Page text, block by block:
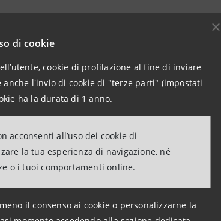
di cookie
cookie di profilazione al fine di inviare
l'invio di cookie di "terze parti" (impostati
ha la durata di 1 anno.
acconsenti all’uso dei cookie di
la tua esperienza di navigazione, né
o i tuoi comportamenti online.
il consenso ai cookie o personalizzarne la
si inserisce nel quadro di strategie
gestione dinamica del portafoglio crediti del
dal Piano d’Impresa, e rappresenta
di ampliamento della base di clientela
dei ricavi, con un arricchimento
per oltre 12.500 famiglie italiane.
Punta, Chief Financial Officer di Intesa